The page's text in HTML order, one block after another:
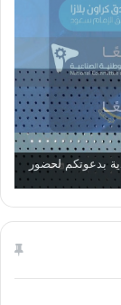
بدعوتكم لحضور